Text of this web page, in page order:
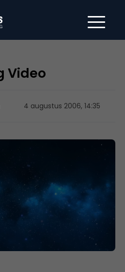
Video
4 augustus 2006, 14:35